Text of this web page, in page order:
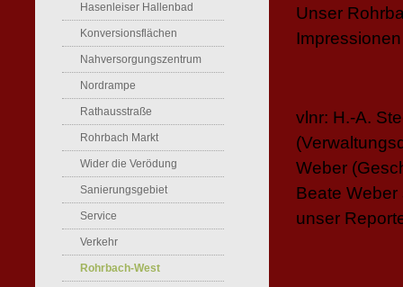
Unser
vlnr: H.-A.
Weber
Beate
unser
Hasenleiser Hallenbad
Konversionsflächen
Nahversorgungszentrum
Nordrampe
Rathausstraße
Rohrbach Markt
Wider die Verödung
Sanierungsgebiet
Service
Verkehr
Rohrbach-West